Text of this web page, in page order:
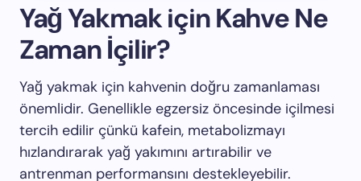
Yağ Yakmak için Kahve Ne
Zaman İçilir?
Yağ yakmak için kahvenin doğru zamanlaması
önemlidir. Genellikle egzersiz öncesinde içilmesi
tercih edilir çünkü kafein, metabolizmayı
hızlandırarak yağ yakımını artırabilir ve
antrenman performansını destekleyebilir.